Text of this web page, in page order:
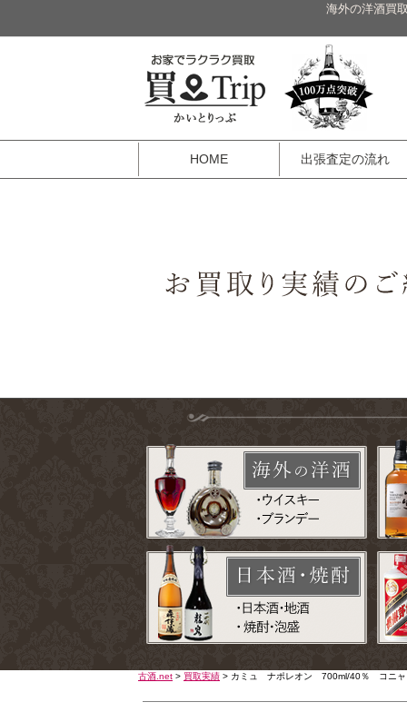
海外の洋酒買
HOME 出張査定の流れ
古酒.net > 買取実績 > カミュ ナポレオン 700ml/40％ コニ